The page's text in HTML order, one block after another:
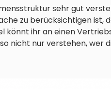
sehr gut
zu berücksichtigen ist,
könnt ihr an einen
nicht nur verstehen, wer